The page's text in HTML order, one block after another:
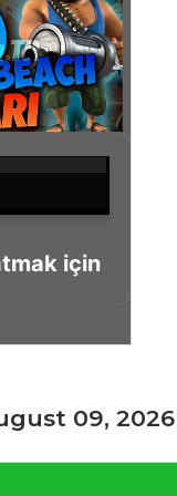
için
09, 2026